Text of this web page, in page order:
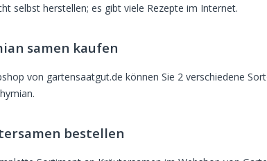
selbst herstellen; es gibt viele Rezepte im Internet.
samen kaufen
von gartensaatgut.de können Sie 2 verschiedene
bestellen